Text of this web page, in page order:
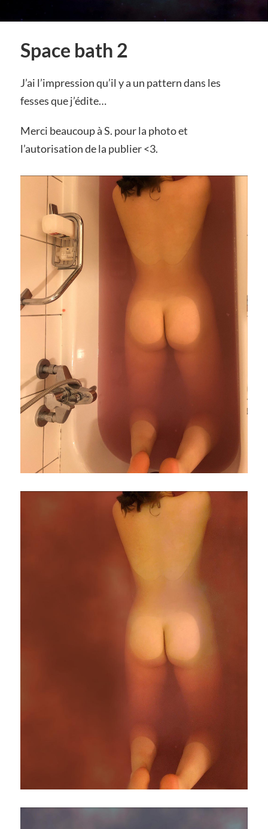
Space bath 2
J’ai l’impression qu’il y a un pattern dans les
fesses que j’édite…
Merci beaucoup à S. pour la photo et
l’autorisation de la publier <3.